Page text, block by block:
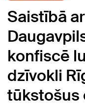
Saistībā
konfiscē
dzīvokli
tūkstošus